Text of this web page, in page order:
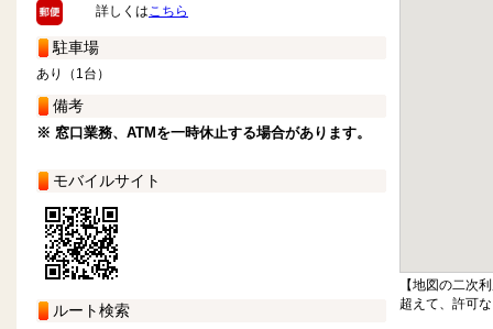
詳しくはこちら
駐車場
あり（1台）
備考
※ 窓口業務、ATMを一時休止する場合があります。
モバイルサイト
ルート検索
【地図の二次
超えて、許可